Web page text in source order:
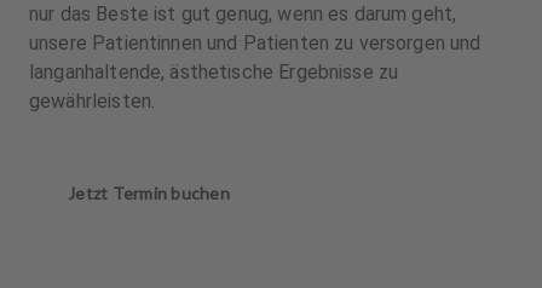
nur das Beste ist gut genug, wenn es darum geht,
unsere Patientinnen und Patienten zu versorgen und
langanhaltende, ästhetische Ergebnisse zu
gewährleisten.
Jetzt Termin buchen